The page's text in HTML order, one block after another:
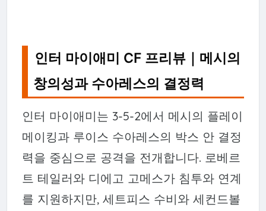
인터 마이애미 CF 프리뷰｜메시의
창의성과 수아레스의 결정력
인터 마이애미는 3-5-2에서 메시의 플레이
메이킹과 루이스 수아레스의 박스 안 결정
력을 중심으로 공격을 전개합니다. 로베르
트 테일러와 디에고 고메스가 침투와 연계
를 지원하지만, 세트피스 수비와 세컨드볼